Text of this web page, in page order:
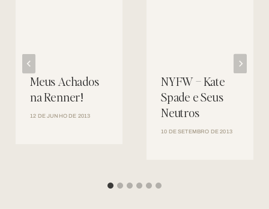
Meus Achados
na Renner!
12 DE JUNHO DE 2013
NYFW – Kate
Spade e Seus
Neutros
10 DE SETEMBRO DE 2013